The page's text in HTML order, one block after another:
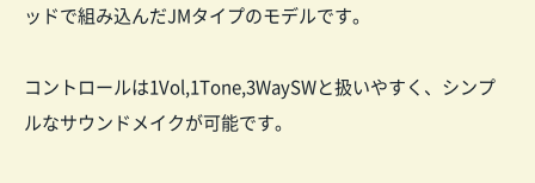
ッドで組み込んだJMタイプのモデルです。
コントロールは1Vol,1Tone,3WaySWと扱いやすく、シンプ
ルなサウンドメイクが可能です。